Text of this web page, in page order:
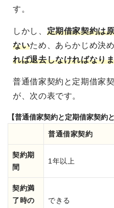
す。
しかし、 定期借家契約は
ないため、あらかじめ決
れば退去しなければなり
普通借家契約と定期借家
が、次の表です。
【普通借家契約と定期借家契約
普通借家契約
契約期
間
1年以上
契約満
了時の
できる